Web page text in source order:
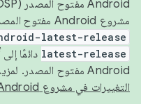
مشروع Android مفتوح المصدر والمساهمة فيه، استخدِم
latest-release
latest-release دائمًا
Android مفتوح المصدر. لمزيد من المعلومات، يُرجى الاطّلاع على
التغييرات في مشروع Android مفتوح المصدر